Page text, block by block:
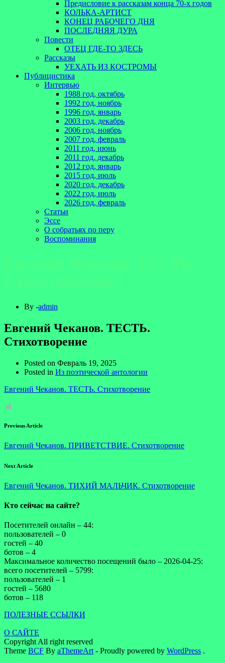
Предисловие к рассказам конца 70-х годов
КОЛЬКА-АРТИСТ
КОНЕЦ РАБОЧЕГО ДНЯ
ПОСЛЕДНЯЯ ДУРА
Повести
ОТЕЦ ГДЕ-ТО ЗДЕСЬ
Рассказы
УЕХАТЬ ИЗ КОСТРОМЫ
Публицистика
Интервью
1988 год, октябрь
1992 год, ноябрь
1996 год, январь
2003 год, декабрь
2006 год, ноябрь
2007 год, февраль
2011 год, июнь
2011 год, декабрь
2012 год, январь
2015 год, июль
2020 год, декабрь
2022 год, июль
2026 год, февраль
Статьи
Эссе
О собратьях по перу
Воспоминания
By -admin
Евгений Чеканов. ТЕСТЬ.
Стихотворение
Posted on Февраль 19, 2025
Posted in Из поэтической антологии
Евгений Чеканов. ТЕСТЬ. Стихотворение
Previous Article
Евгений Чеканов. ПРИВЕТСТВИЕ. Стихотворение
Next Article
Евгений Чеканов. ТИХИЙ МАЛЬЧИК. Стихотворение
Кто сейчас на сайте?
Посетителей онлайн – 44:
пользователей – 0
гостей – 40
ботов – 4
Максимальное количество посещений было – 2026-04-25:
всего посетителей – 5799:
пользователей – 1
гостей – 5680
ботов – 118
ПОЛЕЗНЫЕ ССЫЛКИ
О САЙТЕ
Copyright All right reserved
Theme BCF By aThemeArt - Proudly powered by WordPress .